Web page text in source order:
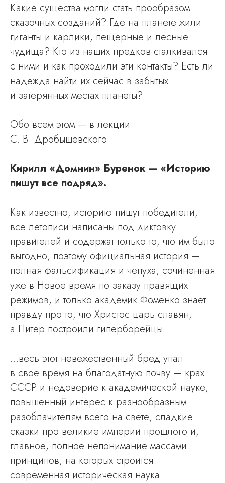
Какие существа могли стать прообразом
сказочных созданий? Где на планете жили
гиганты и карлики, пещерные и лесные
чудища? Кто из наших предков сталкивался
с ними и как проходили эти контакты? Есть ли
надежда найти их сейчас в забытых
и затерянных местах планеты?
Обо всём этом — в лекции
С. В. Дробышевского.
Кирилл «Домнин» Буренок — «Историю
пишут все подряд».
Как известно, историю пишут победители,
все летописи написаны под диктовку
правителей и содержат только то, что им было
выгодно, поэтому официальная история —
полная фальсификация и чепуха, сочиненная
уже в Новое время по заказу правящих
режимов, и только академик Фоменко знает
правду про то, что Христос царь славян,
а Питер построили гиперборейцы.
…весь этот невежественный бред упал
в свое время на благодатную почву — крах
СССР и недоверие к академической науке,
повышенный интерес к разнообразным
разоблачителям всего на свете, сладкие
сказки про великие империи прошлого и,
главное, полное непонимание массами
принципов, на которых строится
современная историческая наука.